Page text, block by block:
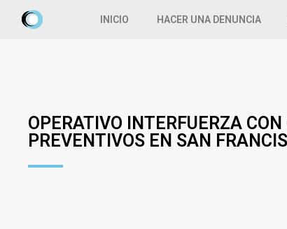
INICIO HACER UNA DENUNCIA
OPERATIVO INTERFUERZA
PREVENTIVOS EN SAN